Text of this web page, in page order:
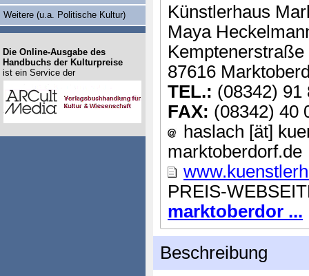
Künstlerhaus
Maya
Kemptenerstraße
87616
TEL.: (08342) 91
FAX: (08342) 40
haslach [ät]
marktoberdorf.de
PREIS-
marktoberdor ...
Beschreibung
Weitere (u.a. Politische Kultur)
Die Online-Ausgabe des
Handbuchs der Kulturpreise
ist ein Service der